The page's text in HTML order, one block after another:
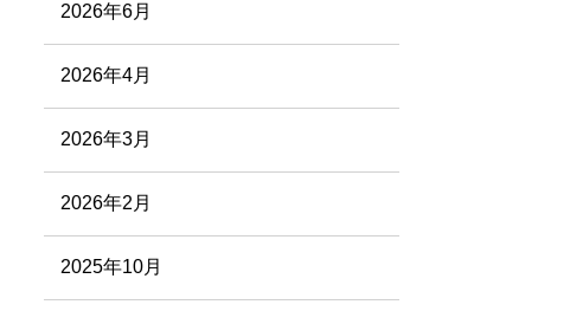
2026年6月
2026年4月
2026年3月
2026年2月
2025年10月